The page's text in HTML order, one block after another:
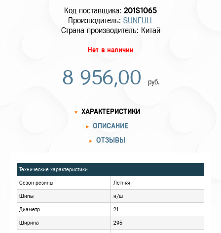
Код поставщика: 201S1065
Производитель: SUNFULL
Страна производитель: Китай
Нет в наличии
8 956,00 руб.
ОПИСАНИЕ
ОТЗЫВЫ